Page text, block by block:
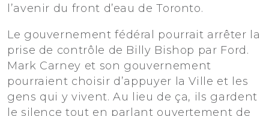
l’avenir du front d’eau de Toronto.
Le gouvernement fédéral pourrait arrêter la
prise de contrôle de Billy Bishop par Ford.
Mark Carney et son gouvernement
pourraient choisir d’appuyer la Ville et les
gens qui y vivent. Au lieu de ça, ils gardent
le silence tout en parlant ouvertement de